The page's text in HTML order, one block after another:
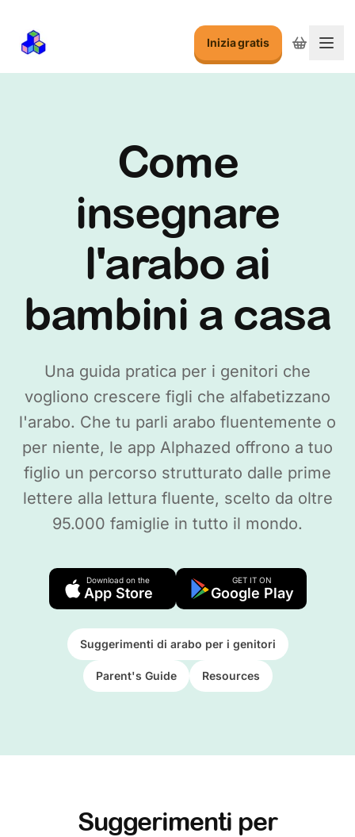
Inizia gratis
Come
insegnare
l'arabo ai
bambini a casa
Una guida pratica per i genitori che
vogliono crescere figli che alfabetizzano
l'arabo. Che tu parli arabo fluentemente o
per niente, le app Alphazed offrono a tuo
figlio un percorso strutturato dalle prime
lettere alla lettura fluente, scelto da oltre
95.000 famiglie in tutto il mondo.
Download on the
App Store
GET IT ON
Google Play
Suggerimenti di arabo per i genitori
Parent's Guide Resources
Suggerimenti per